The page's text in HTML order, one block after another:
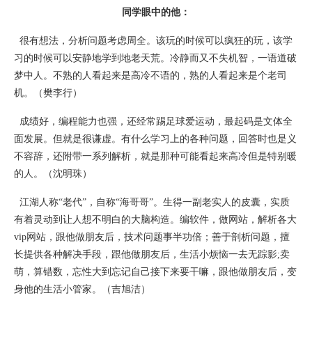
同学眼中的他：
很有想法，分析问题考虑周全。该玩的时候可以疯狂的玩，该学
习的时候可以安静地学到地老天荒。冷静而又不失机智，一语道破
梦中人。不熟的人看起来是高冷不语的，熟的人看起来是个老司
机。（樊李行）
成绩好，编程能力也强，还经常踢足球爱运动，最起码是文体全
面发展。但就是很谦虚。有什么学习上的各种问题，回答时也是义
不容辞，还附带一系列解析，就是那种可能看起来高冷但是特别暖
的人。（沈明珠）
江湖人称“老代”，自称“海哥哥”。生得一副老实人的皮囊，实质
有着灵动到让人想不明白的大脑构造。编软件，做网站，解析各大
vip网站，跟他做朋友后，技术问题事半功倍；善于剖析问题，擅
长提供各种解决手段，跟他做朋友后，生活小烦恼一去无踪影;卖
萌，算错数，忘性大到忘记自己接下来要干嘛，跟他做朋友后，变
身他的生活小管家。（吉旭洁）